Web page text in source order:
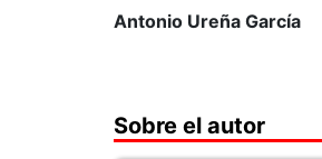
Antonio Ureña García
Sobre el autor